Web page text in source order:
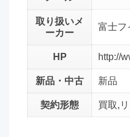
取り扱いメ
ーカー
富士フ
HP http://
新品・中古 新品
契約形態 買取,